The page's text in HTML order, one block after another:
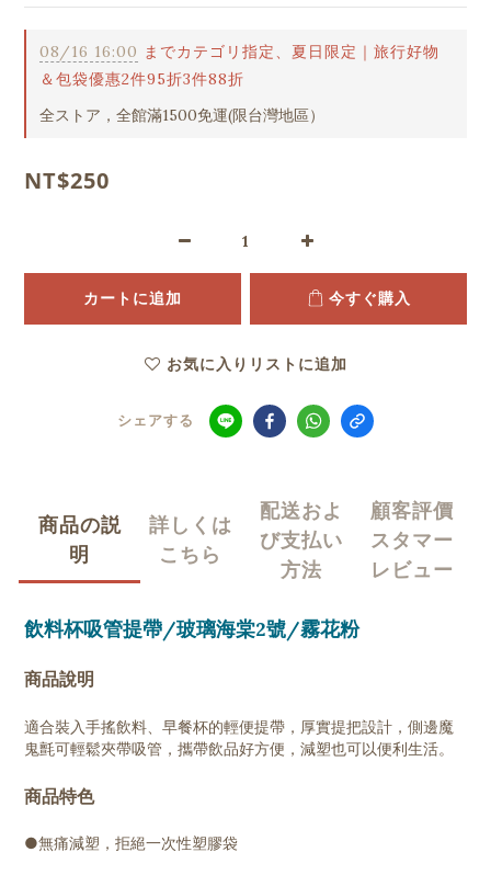
08/16 16:00 までカテゴリ指定、夏日限定｜旅行好物
＆包袋優惠2件95折3件88折
全ストア，全館滿1500免運(限台灣地區）
NT$250
カートに追加 今すぐ購入
お気に入りリストに追加
シェアする
商品の説
明
詳しくは
こちら
配送およ
び支払い
方法
顧客評價
スタマー
レビュー
飲料杯吸管提帶/玻璃海棠2號/霧花粉
商品說明
適合裝入手搖飲料、早餐杯的輕便提帶，厚實提把設計，側邊魔
鬼氈可輕鬆夾帶吸管，攜帶飲品好方便，減塑也可以便利生活。
商品特色
●無痛減塑，拒絕一次性塑膠袋